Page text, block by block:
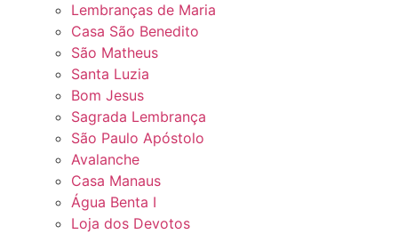
Lembranças de Maria
Casa São Benedito
São Matheus
Santa Luzia
Bom Jesus
Sagrada Lembrança
São Paulo Apóstolo
Avalanche
Casa Manaus
Água Benta I
Loja dos Devotos